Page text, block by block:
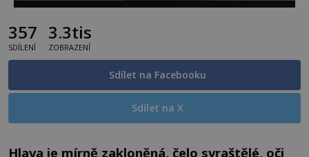
357
SDÍLENÍ
3.3tis
ZOBRAZENÍ
Sdílet na Facebooku
Sdílet na X
Hlava je mírně zakloněná, čelo svraštělé, oči